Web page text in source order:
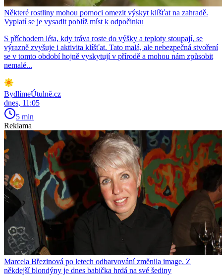
Některé rostliny mohou pomoci omezit výskyt klíšťat na zahradě.
Vyplatí se je vysadit poblíž míst k odpočinku
S příchodem léta, kdy tráva roste do výšky a teploty stoupají, se
výrazně zvyšuje i aktivita klíšťat. Tato malá, ale nebezpečná stvoření
se v tomto období hojně vyskytují v přírodě a mohou nám způsobit
nemalé...
BydlímeÚtulně.cz
dnes, 11:05
5 min
Reklama
Marcela Březinová po letech odbarvování změnila image. Z
někdejší blondýny je dnes babička hrdá na své šediny